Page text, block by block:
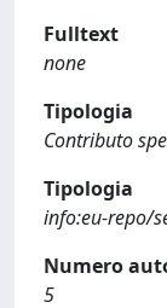
Fulltext
none
Tipologia
Contributo
Tipologia
info:eu-repo/
Numero
5